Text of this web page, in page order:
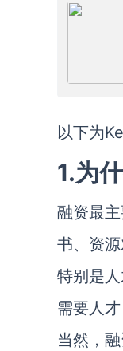
以下为
1.为
融资最
书、资源
特别是
需要人
当然，